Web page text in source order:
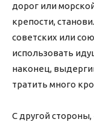
дорог или
крепости,
советских или
использовать
наконец,
тратить много
С другой